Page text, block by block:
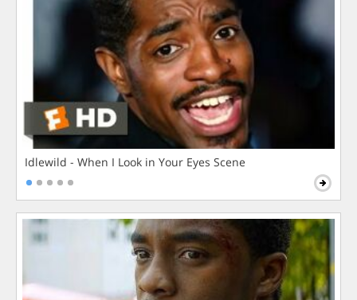
Idlewild - When I Look in Your Eyes Scene